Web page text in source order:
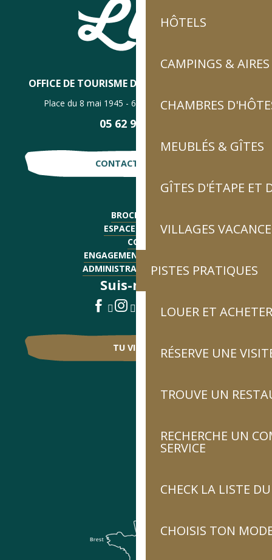
HÔTELS
CAMPINGS &
CHAMBRES
MEUBLÉS & GÎTES
GÎTES D'ÉTAPE ET
VILLAGES
PISTES PRATIQUES
LOUER ET
RÉSERVE UNE
TROUVE UN
RECHERCHE UN
SERVICE
CHECK LA LISTE
CHOISIS TON
OFFICE DE TOURISME DE LUZ-SAINT-SAUVEUR
Place du 8 mai 1945 - 65120 Luz-Saint-Sauveur
05 62 92 30 30
CONTACTE-NOUS !
BROCHURES
ESPACE PRESSE
CGV
ENGAGEMENTS QUALITÉ
ADMINISTRATIF - EMPLOI
Suis-nous !
TU VIENS ?